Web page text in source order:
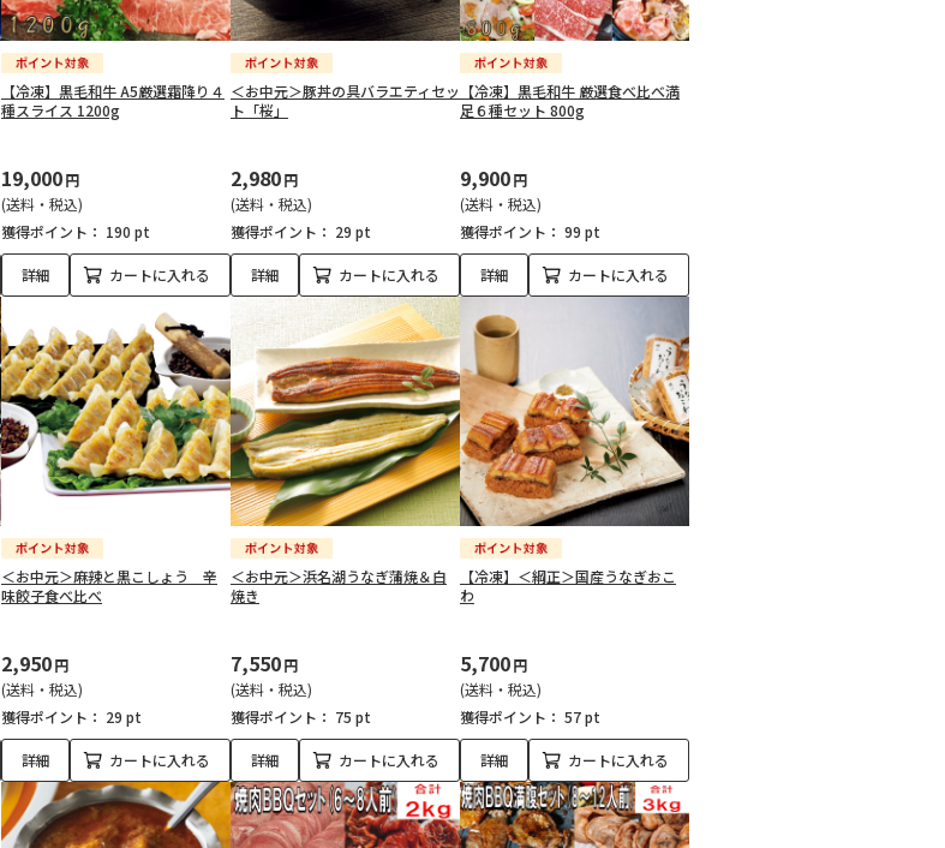
【冷凍】黒毛和牛 A5厳選霜降り４
種スライス 1200g
19,000円
(送料・税込)
獲得ポイント： 190 pt
詳細 カートに入れる
＜お中元＞豚丼の具バラエティセッ
ト「桜」
2,980円
(送料・税込)
獲得ポイント： 29 pt
詳細 カートに入れる
【冷凍】黒毛和牛 厳選食べ比べ満
足６種セット 800g
9,900円
(送料・税込)
獲得ポイント： 99 pt
詳細 カートに入れる
＜お中元＞麻辣と黒こしょう 辛
味餃子食べ比べ
2,950円
(送料・税込)
獲得ポイント： 29 pt
詳細 カートに入れる
＜お中元＞浜名湖うなぎ蒲焼＆白
焼き
7,550円
(送料・税込)
獲得ポイント： 75 pt
詳細 カートに入れる
【冷凍】＜綱正＞国産うなぎおこ
わ
5,700円
(送料・税込)
獲得ポイント： 57 pt
詳細 カートに入れる